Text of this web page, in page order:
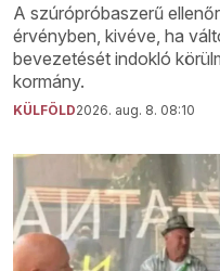
A szúrópróbaszerű
érvényben, kivéve, ha
bevezetését indokló
kormány.
KÜLFÖLD2026. aug. 8. 08:10